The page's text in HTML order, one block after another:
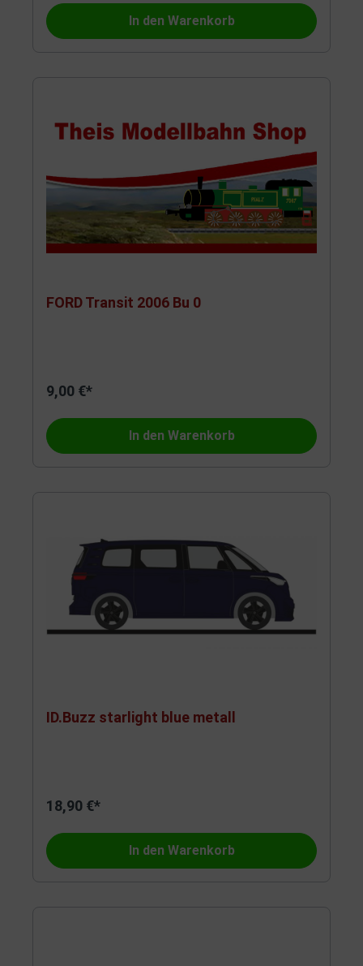
In den Warenkorb
FORD Transit 2006 Bu 0
9,00 €*
In den Warenkorb
ID.Buzz starlight blue metall
18,90 €*
In den Warenkorb